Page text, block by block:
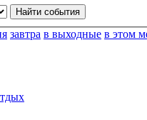
завтра в выходные в этом